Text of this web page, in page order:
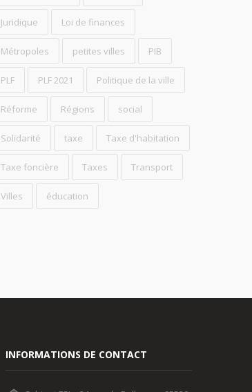
Juridique Loi de finances
Métropoles petites villes PIB
PLF PLF 2021 Politique de la ville
Réforme Régions social
Solidarité taxe Taxe d'habitation
Taxe foncière Taxes Transport
Villes éducation
INFORMATIONS DE CONTACT